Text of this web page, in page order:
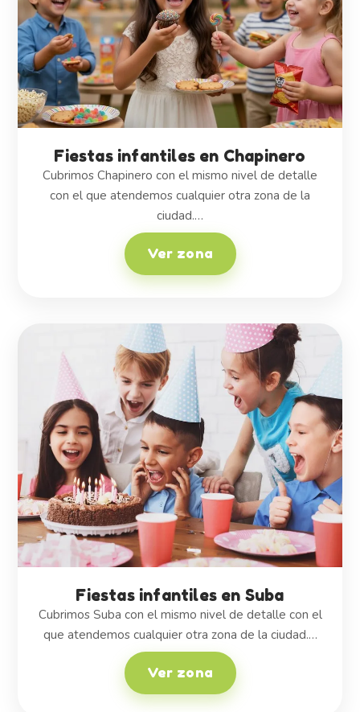
Fiestas infantiles en Chapinero
Cubrimos Chapinero con el mismo nivel de detalle
con el que atendemos cualquier otra zona de la
ciudad.…
Ver zona
Fiestas infantiles en Suba
Cubrimos Suba con el mismo nivel de detalle con el
que atendemos cualquier otra zona de la ciudad.…
Ver zona